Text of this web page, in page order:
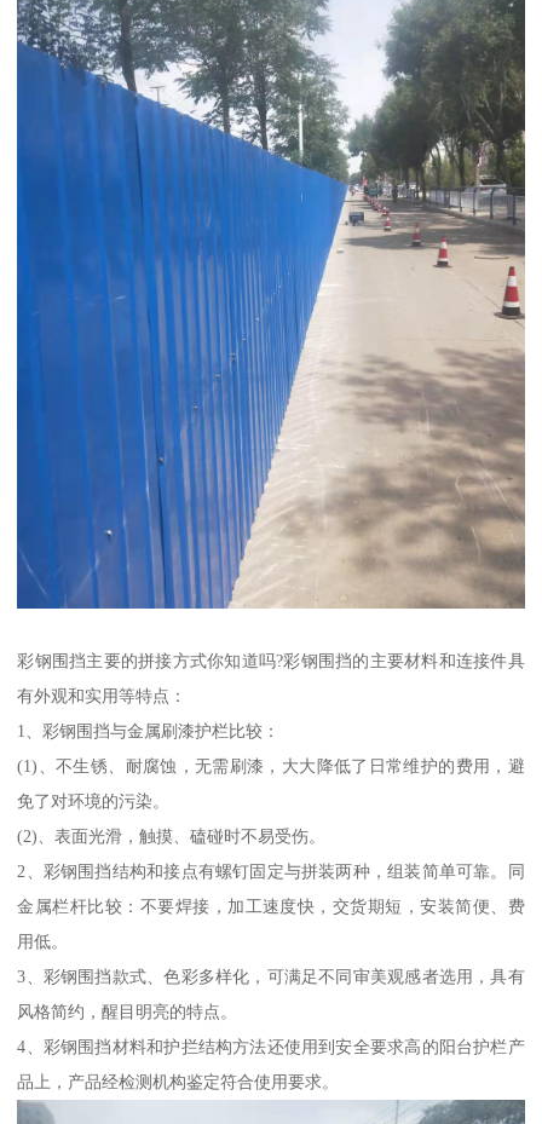
彩钢围挡主要的拼接方式你知道吗?彩钢围挡的主要材料和连接件具
有外观和实用等特点：
1、彩钢围挡与金属刷漆护栏比较：
(1)、不生锈、耐腐蚀，无需刷漆，大大降低了日常维护的费用，避
免了对环境的污染。
(2)、表面光滑，触摸、磕碰时不易受伤。
2、彩钢围挡结构和接点有螺钉固定与拼装两种，组装简单可靠。同
金属栏杆比较：不要焊接，加工速度快，交货期短，安装简便、费
用低。
3、彩钢围挡款式、色彩多样化，可满足不同审美观感者选用，具有
风格简约，醒目明亮的特点。
4、彩钢围挡材料和护拦结构方法还使用到安全要求高的阳台护栏产
品上，产品经检测机构鉴定符合使用要求。